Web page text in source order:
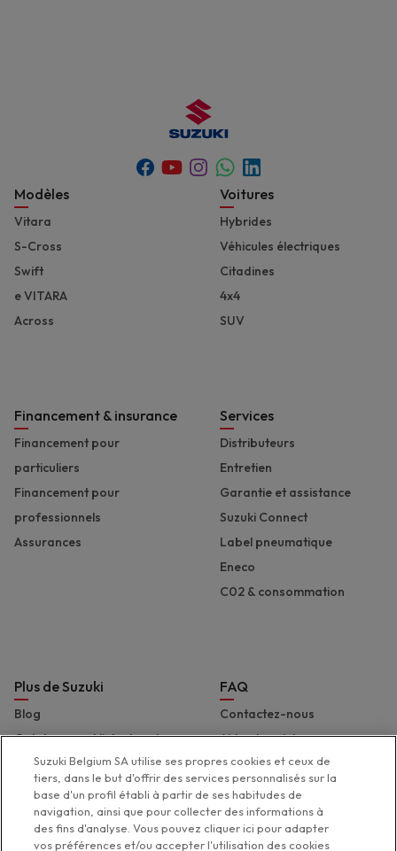
Facebook
YoutubeInstagram
Whatsapp
Linkedin
Footer
Modèles
Vitara
S-Cross
Swift
e VITARA
Across
Voitures
Hybrides
Véhicules électriques
Citadines
4x4
SUV
Financement & insurance
Financement pour
particuliers
Financement pour
professionnels
Assurances
Services
Distributeurs
Entretien
Garantie et assistance
Suzuki Connect
Label pneumatique
Eneco
C02 & consommation
Plus de Suzuki
Blog
Catalogues et liste de prix
Presse
Suzuki Marine
Suzuki 2 Wheels
Suzuki Global
FAQ
Contactez-nous
Aide et assistance
Déclaration d'accessibilité
Suzuki Belgium SA utilise ses propres cookies et ceux de
tiers, dans le but d'offrir des services personnalisés sur la
base d'un profil établi à partir de ses habitudes de
navigation, ainsi que pour collecter des informations à
des fins d'analyse. Vous pouvez cliquer ici pour adapter
vos préférences et/ou accepter l'utilisation des cookies